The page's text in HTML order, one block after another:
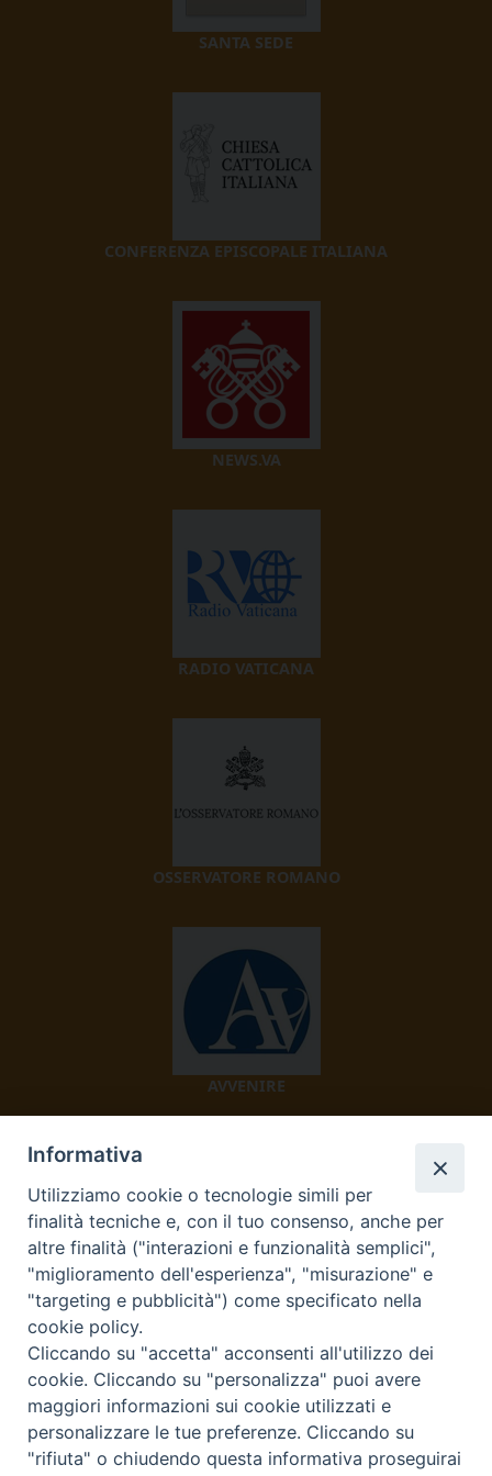
SANTA SEDE
CONFERENZA EPISCOPALE ITALIANA
NEWS.VA
RADIO VATICANA
OSSERVATORE ROMANO
AVVENIRE
TV 2000
Diocesi di Ivrea
Curia Vescovile Piazza Castello, 3 10015 Ivrea (To) Tel.
Informativa
Utilizziamo cookie o tecnologie simili per
finalità tecniche e, con il tuo consenso, anche per
altre finalità ("interazioni e funzionalità semplici",
"miglioramento dell'esperienza", "misurazione" e
"targeting e pubblicità") come specificato nella
cookie policy.
Cliccando su "accetta" acconsenti all'utilizzo dei
cookie. Cliccando su "personalizza" puoi avere
maggiori informazioni sui cookie utilizzati e
personalizzare le tue preferenze. Cliccando su
"rifiuta" o chiudendo questa informativa proseguirai